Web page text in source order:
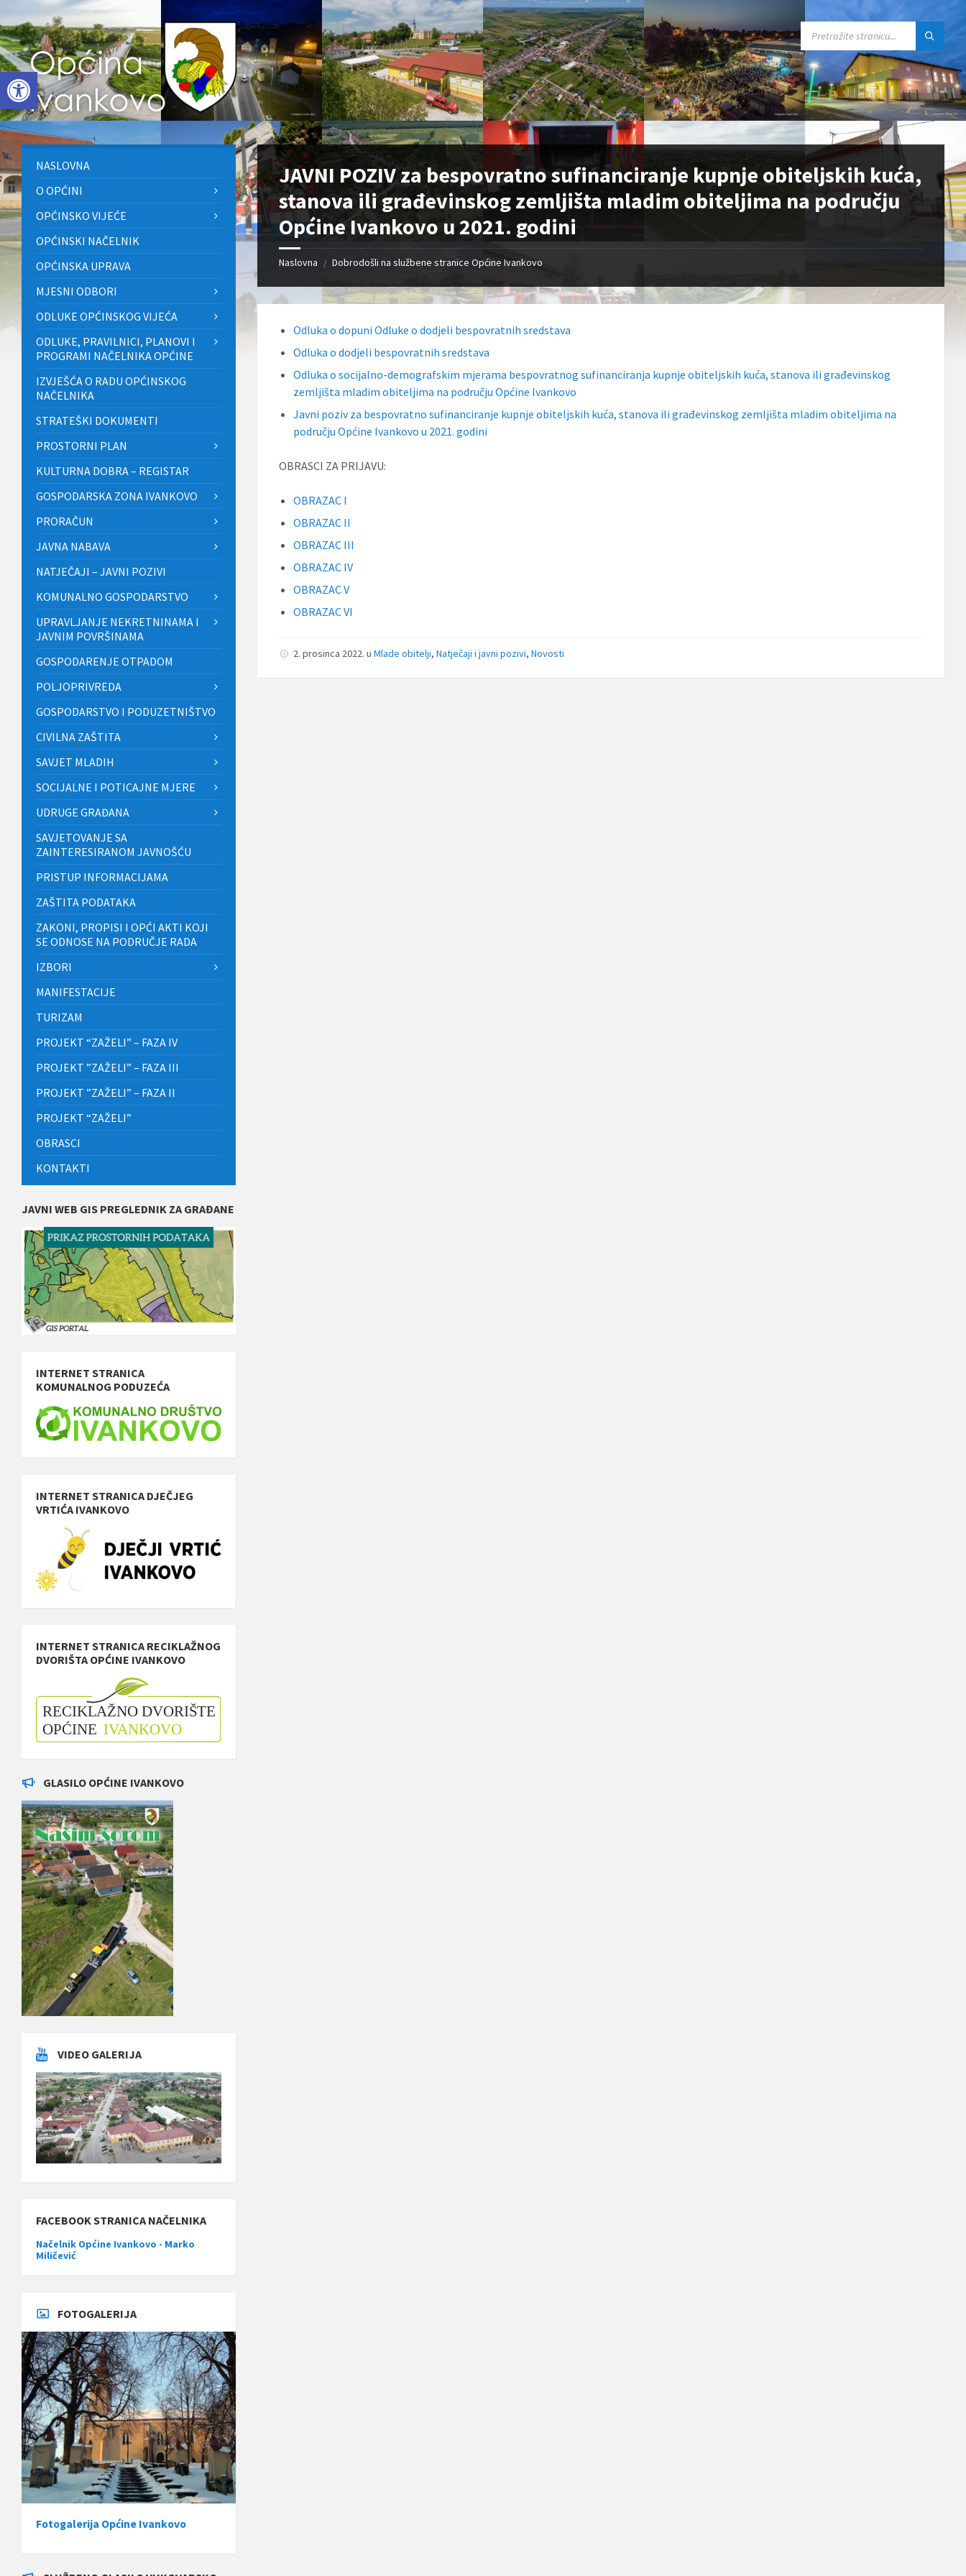
Open toolbar
to
content
to
left
sidebar
to
footer
JAVNI POZIV za bespovratno sufinanciranje kupnje obiteljskih kuća,
stanova ili građevinskog zemljišta mladim obiteljima na području
Općine Ivankovo u 2021. godini
Naslovna / Dobrodošli na službene stranice Općine Ivankovo
Odluka o dopuni Odluke o dodjeli bespovratnih sredstava
Odluka o dodjeli bespovratnih sredstava
Odluka o socijalno-demografskim mjerama bespovratnog sufinanciranja kupnje obiteljskih kuća, stanova ili građevinskog
zemljišta mladim obiteljima na području Općine Ivankovo
Javni poziv za bespovratno sufinanciranje kupnje obiteljskih kuća, stanova ili građevinskog zemljišta mladim obiteljima na
području Općine Ivankovo u 2021. godini
OBRASCI ZA PRIJAVU:
OBRAZAC I
OBRAZAC II
OBRAZAC III
OBRAZAC IV
OBRAZAC V
OBRAZAC VI
2. prosinca 2022.uMlade obitelji,Natječaji i javni pozivi,Novosti
NASLOVNA
O OPĆINI
OPĆINSKO VIJEĆE
OPĆINSKI NAČELNIK
OPĆINSKA UPRAVA
MJESNI ODBORI
ODLUKE OPĆINSKOG VIJEĆA
ODLUKE, PRAVILNICI, PLANOVI I
PROGRAMI NAČELNIKA OPĆINE
IZVJEŠĆA O RADU OPĆINSKOG
NAČELNIKA
STRATEŠKI DOKUMENTI
PROSTORNI PLAN
KULTURNA DOBRA – REGISTAR
GOSPODARSKA ZONA IVANKOVO
PRORAČUN
JAVNA NABAVA
NATJEČAJI – JAVNI POZIVI
KOMUNALNO GOSPODARSTVO
UPRAVLJANJE NEKRETNINAMA I
JAVNIM POVRŠINAMA
GOSPODARENJE OTPADOM
POLJOPRIVREDA
GOSPODARSTVO I PODUZETNIŠTVO
CIVILNA ZAŠTITA
SAVJET MLADIH
SOCIJALNE I POTICAJNE MJERE
UDRUGE GRAĐANA
SAVJETOVANJE SA
ZAINTERESIRANOM JAVNOŠĆU
PRISTUP INFORMACIJAMA
ZAŠTITA PODATAKA
ZAKONI, PROPISI I OPĆI AKTI KOJI
SE ODNOSE NA PODRUČJE RADA
IZBORI
MANIFESTACIJE
TURIZAM
PROJEKT “ZAŽELI” – FAZA IV
PROJEKT ”ZAŽELI” – FAZA III
PROJEKT ”ZAŽELI” – FAZA II
PROJEKT “ZAŽELI”
OBRASCI
KONTAKTI
JAVNI WEB GIS PREGLEDNIK ZA GRAĐANE
INTERNET STRANICA
KOMUNALNOG PODUZEĆA
INTERNET STRANICA DJEČJEG
VRTIĆA IVANKOVO
INTERNET STRANICA RECIKLAŽNOG
DVORIŠTA OPĆINE IVANKOVO
GLASILO OPĆINE IVANKOVO
VIDEO GALERIJA
FACEBOOK STRANICA NAČELNIKA
Načelnik Općine Ivankovo - Marko
Miličević
FOTOGALERIJA
Fotogalerija Općine Ivankovo